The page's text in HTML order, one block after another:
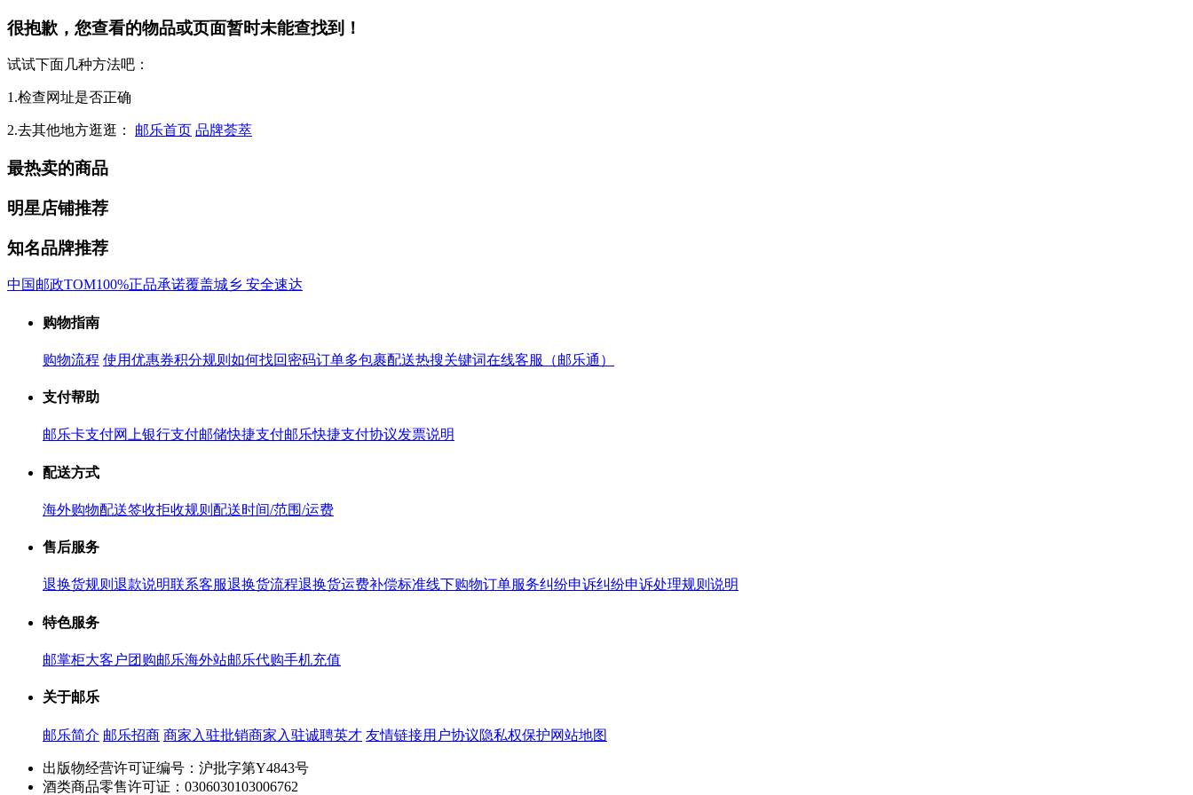
很抱歉，您查看的物品或页面暂时未能查找到！
试试下面几种方法吧：
1.检查网址是否正确
2.去其他地方逛逛： 邮乐首页 品牌荟萃
最热卖的商品
明星店铺推荐
知名品牌推荐
中国邮政TOM100%正品承诺覆盖城乡 安全速达
购物指南
购物流程 使用优惠券积分规则 如何找回密码订单多包裹配送热搜关键词在线客服（邮乐通）
支付帮助
邮乐卡支付网上银行支付邮储快捷支付邮乐快捷支付协议发票说明
配送方式
海外购物配送签收拒收规则 配送时间/范围/运费
售后服务
退换货规则 退款说明联系客服退换货流程退换货运费补偿标准线下购物订单服务纠纷申诉纠纷申诉处理规则说明
特色服务
邮掌柜大客户团购邮乐海外站邮乐代购手机充值
关于邮乐
邮乐简介 邮乐招商 商家入驻批销商家入驻诚聘英才 友情链接用户协议隐私权保护网站地图
出版物经营许可证编号：沪批字第Y4843号
酒类商品零售许可证：0306030103006762